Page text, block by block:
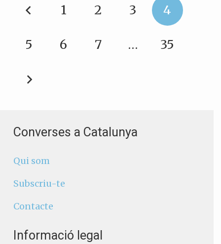
1 2 3 4
5 6 7 … 35
Converses a Catalunya
Qui som
Subscriu-te
Contacte
Informació legal